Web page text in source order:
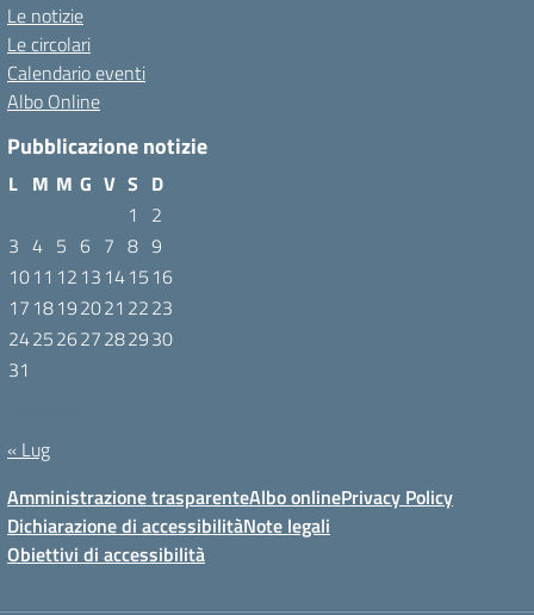
Le notizie
Le circolari
Calendario eventi
Albo Online
Pubblicazione notizie
L M M G V S D
1
2
3 4 5 6 7 8 9
1011 12 13 1415 16
17 18192021 2223
24252627282930
31
« Lug
Amministrazione trasparenteAlbo onlinePrivacy Policy
Dichiarazione di accessibilitàNote legali
Obiettivi di accessibilità